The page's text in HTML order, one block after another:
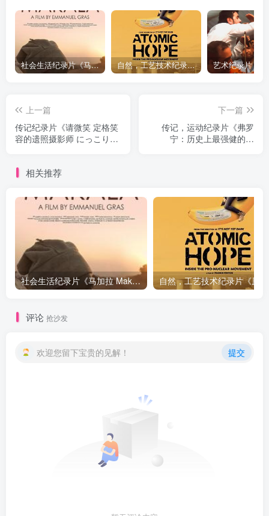
社会生活纪录片《马加拉 Makala》下载 自然，工艺技术纪录片《原子能的希望 Atomic Hope – Inside the Pro-Nuclear Movement》下载
上一篇
传记纪录片《请微笑 定格笑
容的遗照摄影师 にっこり笑
下一篇
传记，运动纪录片《弗罗
宁：历史上最强健的人
相关推荐
社会生活纪录片《马加拉 Makala》下载
评论 抢沙发
欢迎您留下宝贵的见解！ 提交